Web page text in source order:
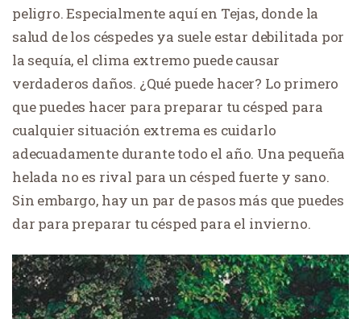
peligro. Especialmente aquí en Tejas, donde la
salud de los céspedes ya suele estar debilitada por
la sequía, el clima extremo puede causar
verdaderos daños. ¿Qué puede hacer? Lo primero
que puedes hacer para preparar tu césped para
cualquier situación extrema es cuidarlo
adecuadamente durante todo el año. Una pequeña
helada no es rival para un césped fuerte y sano.
Sin embargo, hay un par de pasos más que puedes
dar para preparar tu césped para el invierno.